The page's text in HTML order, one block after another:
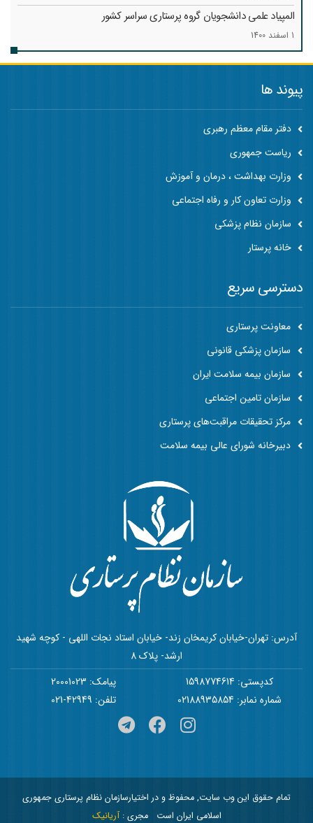
المپیاد علمی دانشجویان گروه پرستاری سراسر کشور
1 اسفند 1400
پیوند ها
دفتر مقام معظم رهبری
ریاست جمهوری
وزارت بهداشت ، درمان و آموزش
وزارت تعاون کار و رفاه اجتماعی
سازمان نظام پزشکی
خانه پرستار
آدرس: تهران-خیابان کریمخان زند- خیابان استاد نجات اللهی - کوچه شهید
ارشد- پلاک 8
کدپستی: 1598774614
پیامک: 20001023
شماره نمابر: 02188935854
تلفن: 42949-021
دسترسی سریع
معاونت پرستاری
سازمان پزشکی قانونی
سازمان بیمه سلامت ایران
سازمان تامین اجتماعی
مرکز تحقیقات مراقبت‌های پرستاری
دبیرخانه شورای عالی بیمه سلامت
تمام حقوق این وب سایت, محفوظ و در اختیارسازمان نظام پرستاری جمهوری
اسلامی ایران است
مجری :آریانیک